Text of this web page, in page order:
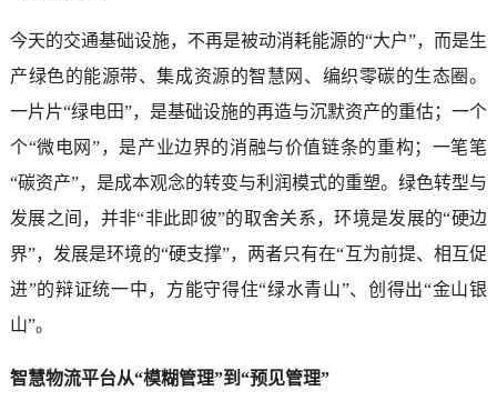
今天的交通基础设施，不再是被动消耗能源的“大户”，而是生
产绿色的能源带、集成资源的智慧网、编织零碳的生态圈。
一片片“绿电田”，是基础设施的再造与沉默资产的重估；一个
个“微电网”，是产业边界的消融与价值链条的重构；一笔笔
“碳资产”，是成本观念的转变与利润模式的重塑。绿色转型与
发展之间，并非“非此即彼”的取舍关系，环境是发展的“硬边
界”，发展是环境的“硬支撑”，两者只有在“互为前提、相互促
进”的辩证统一中，方能守得住“绿水青山”、创得出“金山银
山”。
智慧物流平台从“模糊管理”到“预见管理”